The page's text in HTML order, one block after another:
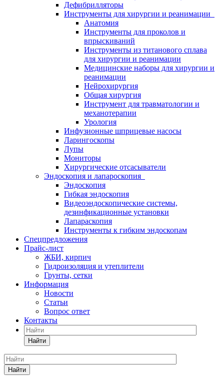
Дефибрилляторы
Инструменты для хирургии и реанимации
Анатомия
Инструменты для проколов и
впрыскиваний
Инструменты из титанового сплава
для хирургии и реанимации
Медицинские наборы для хирургии и
реанимации
Нейрохирургия
Общая хирургия
Инструмент для травматологии и
механотерапии
Урология
Инфузионные шприцевые насосы
Ларингоскопы
Лупы
Мониторы
Хирургические отсасыватели
Эндоскопия и лапароскопия
Эндоскопия
Гибкая эндоскопия
Видеоэндоскопические системы,
дезинфикационные установки
Лапараскопия
Инструменты к гибким эндоскопам
Спецпредложения
Прайс-лист
ЖБИ, кирпич
Гидроизоляция и утеплители
Грунты, сетки
Информация
Новости
Статьи
Вопрос ответ
Контакты
Найти
Найти